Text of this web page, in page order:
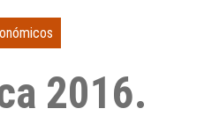
2016.